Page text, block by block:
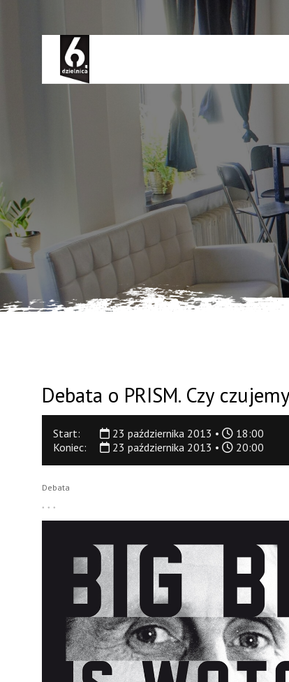
Debata o PRISM. Czy
Start: 23 października 2013 •
18:00
Koniec:
23 października 2013 • 20:00
Debata